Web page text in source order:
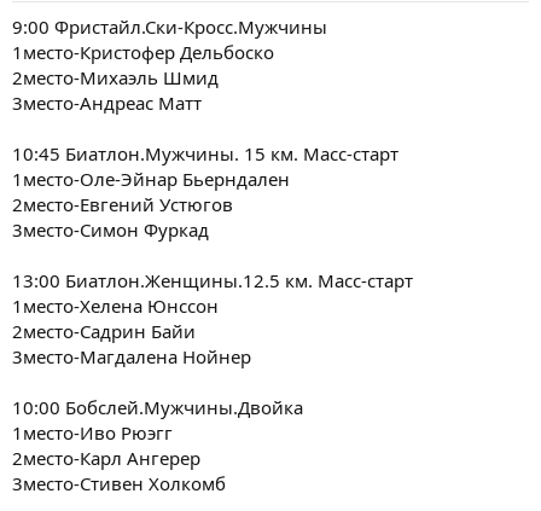
9:00 Фристайл.Ски-Кросс.Мужчины
1место-Кристофер Дельбоско
2место-Михаэль Шмид
3место-Андреас Матт
10:45 Биатлон.Мужчины. 15 км. Масс-старт
1место-Оле-Эйнар Бьерндален
2место-Евгений Устюгов
3место-Симон Фуркад
13:00 Биатлон.Женщины.12.5 км. Масс-старт
1место-Хелена Юнссон
2место-Садрин Байи
3место-Магдалена Нойнер
10:00 Бобслей.Мужчины.Двойка
1место-Иво Рюэгг
2место-Карл Ангерер
3место-Стивен Холкомб